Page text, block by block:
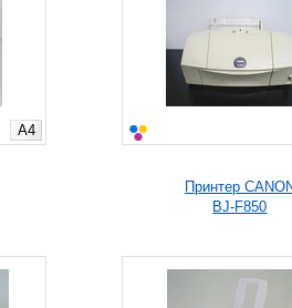
A4
Принтер
BJ-F850